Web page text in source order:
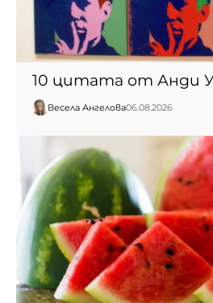
10 цитата от Анди
Весела Ангелова06.08.2026